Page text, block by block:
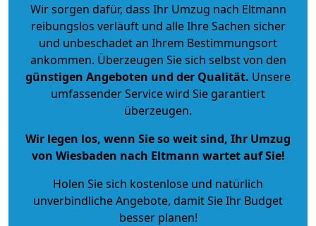
Wir sorgen dafür, dass Ihr Umzug nach Eltmann
reibungslos verläuft und alle Ihre Sachen sicher
und unbeschadet an Ihrem Bestimmungsort
ankommen. Überzeugen Sie sich selbst von den
günstigen Angeboten und der Qualität. Unsere
umfassender Service wird Sie garantiert
überzeugen.
Wir legen los, wenn Sie so weit sind, Ihr Umzug
von Wiesbaden nach Eltmann wartet auf Sie!
Holen Sie sich kostenlose und natürlich
unverbindliche Angebote, damit Sie Ihr Budget
besser planen!